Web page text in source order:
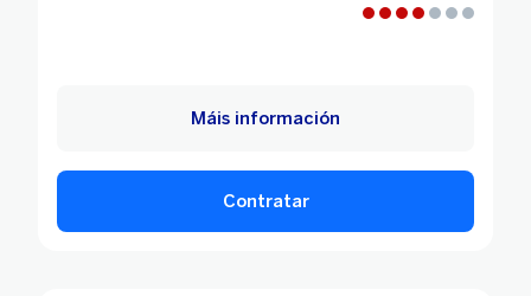
Máis información
Contratar